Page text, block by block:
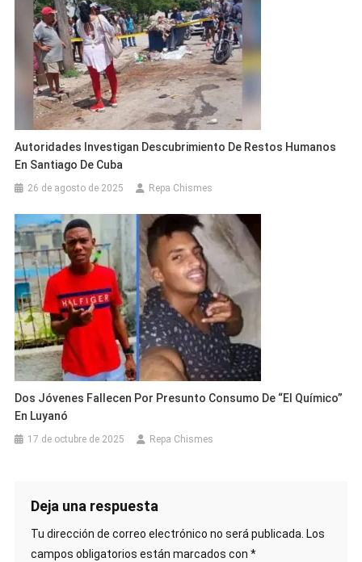
Autoridades Investigan Descubrimiento De Restos Humanos
En Santiago De Cuba
26 de agosto de 2025 Repa Chismes
Dos Jóvenes Fallecen Por Presunto Consumo De “el Químico”
En Luyanó
17 de octubre de 2025 Repa Chismes
Deja una respuesta
Tu dirección de correo electrónico no será publicada. Los
campos obligatorios están marcados con *